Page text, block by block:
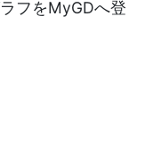
フをMyGDへ登